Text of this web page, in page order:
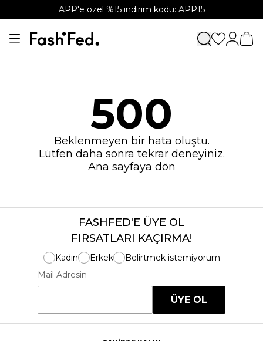
APP'e özel %15 indirim kodu: APP15
500
Beklenmeyen bir hata oluştu.
Lütfen daha sonra tekrar deneyiniz.
Ana sayfaya dön
FASHFED'E ÜYE OL
FIRSATLARI KAÇIRMA!
Kadın Erkek
Belirtmek istemiyorum
Mail Adresin
ÜYE OL